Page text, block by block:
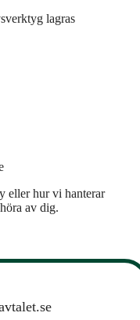
lagras
eller hur vi hanterar
av dig.